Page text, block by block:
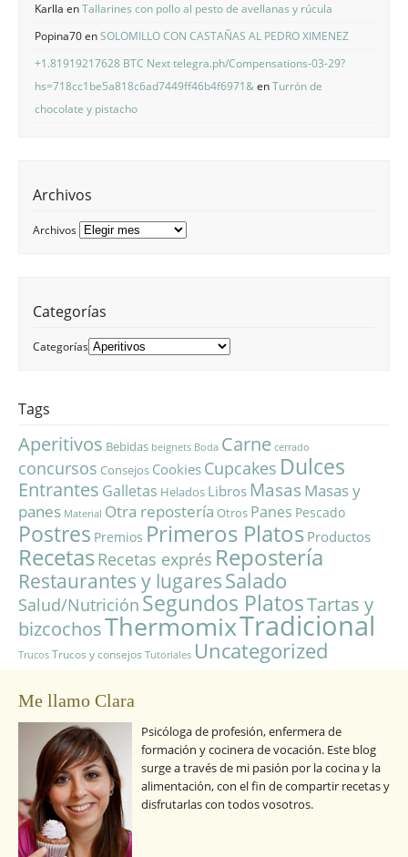
Karlla enTallarines con pollo al pesto de avellanas y rúcula
Popina70enSOLOMILLO CON CASTAÑAS AL PEDRO XIMENEZ
+1.81919217628 BTC Next telegra.ph/Compensations-03-29?
hs=718cc1be5a818c6ad7449ff46b4f6971&enTurrón de
chocolate y pistacho
Archivos
Archivos
Categorías
Categorías
Tags
Aperitivos Bebidas beignets Boda Carne cerrado
concursos Consejos Cookies Cupcakes Dulces
Entrantes Galletas Helados Libros Masas Masas y
panes Material Otra repostería Otros Panes Pescado
Postres Premios Primeros Platos Productos
RecetasRecetas exprés Repostería
Restaurantes y lugaresSalado
Salud/NutriciónSegundos PlatosTartas y
bizcochosThermomixTradicional
Trucos Trucos y consejos Tutoriales Uncategorized
Me llamo Clara
Psicóloga de profesión, enfermera de
formación y cocinera de vocación. Este blog
surge a través de mi pasión por la cocina y la
alimentación, con el fin de compartir recetas y
disfrutarlas con todos vosotros.